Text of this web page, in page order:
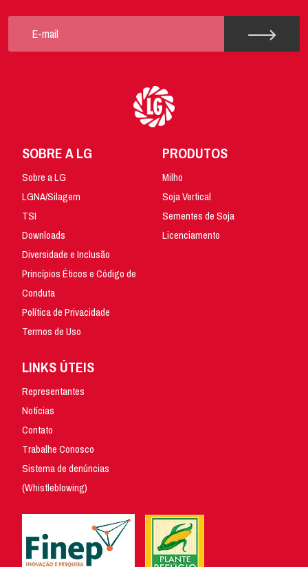
SOBRE A LG
Sobre a LG
LGNA/Silagem
TSI
Downloads
Diversidade e Inclusão
Princípios Éticos e Código de
Conduta
Política de Privacidade
Termos de Uso
PRODUTOS
Milho
Soja Vertical
Sementes de Soja
Licenciamento
LINKS ÚTEIS
Representantes
Notícias
Contato
Trabalhe Conosco
Sistema de denúncias
(Whistleblowing)